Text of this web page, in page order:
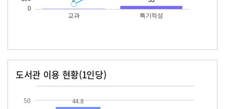
도서관 이용 현황(1인당)
50 44.8